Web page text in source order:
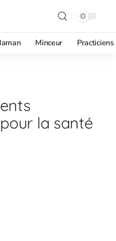
Minceur Practiciens
la santé